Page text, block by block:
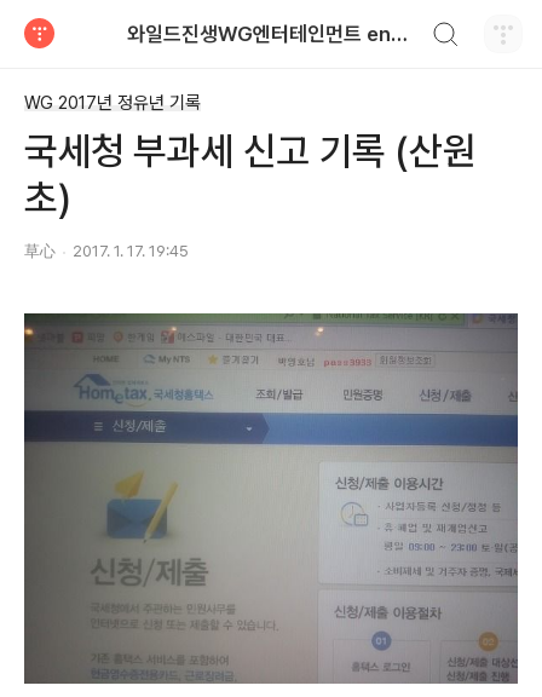
와일드진생WG엔터테인먼트 entertainment
WG 2017년 정유년 기록
국세청 부과세 신고 기록 (산원
초)
草心 2017. 1. 17. 19:45